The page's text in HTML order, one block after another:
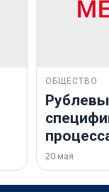
ОБЩЕСТВО
20 мая